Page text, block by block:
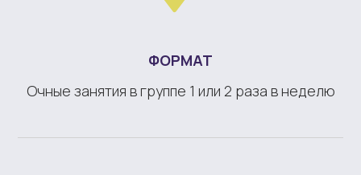
ФОРМАТ
Очные занятия в группе 1 или 2 раза в неделю